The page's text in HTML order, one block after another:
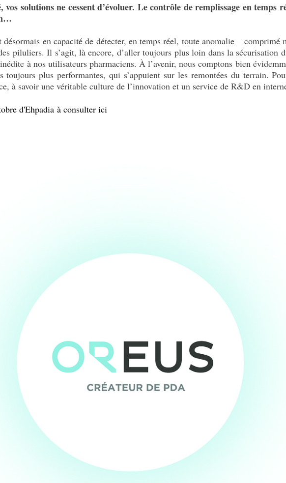
vos solutions ne cessent d’évoluer. Le contrôle de remplissage en temps
en capacité de détecter, en temps réel, toute anomalie – comprimé
piluliers. Il s’agit, là encore, d’aller toujours plus loin dans la sécurisation
à nos utilisateurs pharmaciens. À l’avenir, nous comptons bien
toujours plus performantes, qui s’appuient sur les remontées du terrain.
à savoir une véritable culture de l’innovation et un service de R&D en
d'Ehpadia à consulter ici